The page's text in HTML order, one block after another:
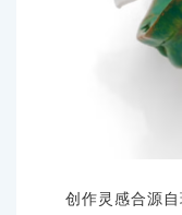
创作灵感合源